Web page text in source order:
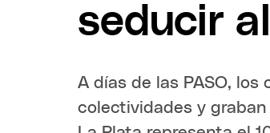
seducir
A días de las PASO,
colectividades y